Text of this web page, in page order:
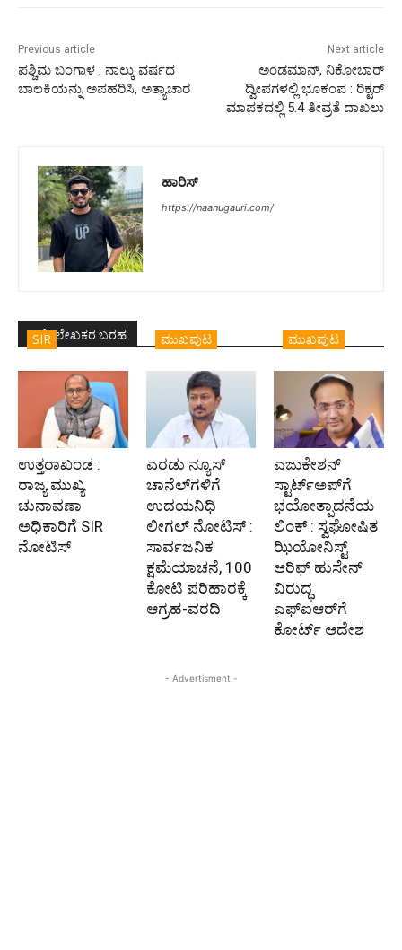
Previous article
ಪಶ್ಚಿಮ ಬಂಗಾಳ : ನಾಲ್ಕು ವರ್ಷದ
ಬಾಲಕಿಯನ್ನು ಅಪಹರಿಸಿ, ಅತ್ಯಾಚಾರ
Next article
ಅಂಡಮಾನ್, ನಿಕೋಬಾರ್
ದ್ವೀಪಗಳಲ್ಲಿ ಭೂಕಂಪ : ರಿಕ್ಟರ್
ಮಾಪಕದಲ್ಲಿ 5.4 ತೀವ್ರತೆ ದಾಖಲು
ಹಾರಿಸ್
https://naanugauri.com/
ಇದೇ ಲೇಖಕರ ಬರಹ
SIR
ಉತ್ತರಾಖಂಡ :
ರಾಜ್ಯ ಮುಖ್ಯ
ಚುನಾವಣಾ
ಅಧಿಕಾರಿಗೆ SIR
ನೋಟಿಸ್
ಮುಖಪುಟ
ಎರಡು ನ್ಯೂಸ್
ಚಾನೆಲ್‌ಗಳಿಗೆ
ಉದಯನಿಧಿ
ಲೀಗಲ್ ನೋಟಿಸ್ :
ಸಾರ್ವಜನಿಕ
ಕ್ಷಮೆಯಾಚನೆ, 100
ಕೋಟಿ ಪರಿಹಾರಕ್ಕೆ
ಆಗ್ರಹ-ವರದಿ
ಮುಖಪುಟ
ಎಜುಕೇಶನ್
ಸ್ಟಾರ್ಟ್‌ಅಪ್‌ಗೆ
ಭಯೋತ್ಪಾದನೆಯ
ಲಿಂಕ್ : ಸ್ವಘೋಷಿತ
ಝಿಯೋನಿಸ್ಟ್
ಆರಿಫ್ ಹುಸೇನ್
ವಿರುದ್ಧ
ಎಫ್‌ಐಆರ್‌ಗೆ
ಕೋರ್ಟ್ ಆದೇಶ
- Advertisment -